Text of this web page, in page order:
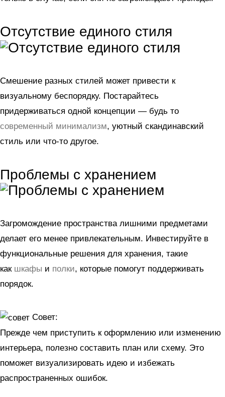
Отсутствие единого стиля
Смешение разных стилей может привести к
визуальному беспорядку. Постарайтесь
придерживаться одной концепции — будь то
современный минимализм, уютный скандинавский
стиль или что-то другое.
Проблемы с хранением
Загромождение пространства лишними предметами
делает его менее привлекательным. Инвестируйте в
функциональные решения для хранения, такие
как шкафы и полки, которые помогут поддерживать
порядок.
Совет:
Прежде чем приступить к оформлению или изменению
интерьера, полезно составить план или схему. Это
поможет визуализировать идею и избежать
распространенных ошибок.